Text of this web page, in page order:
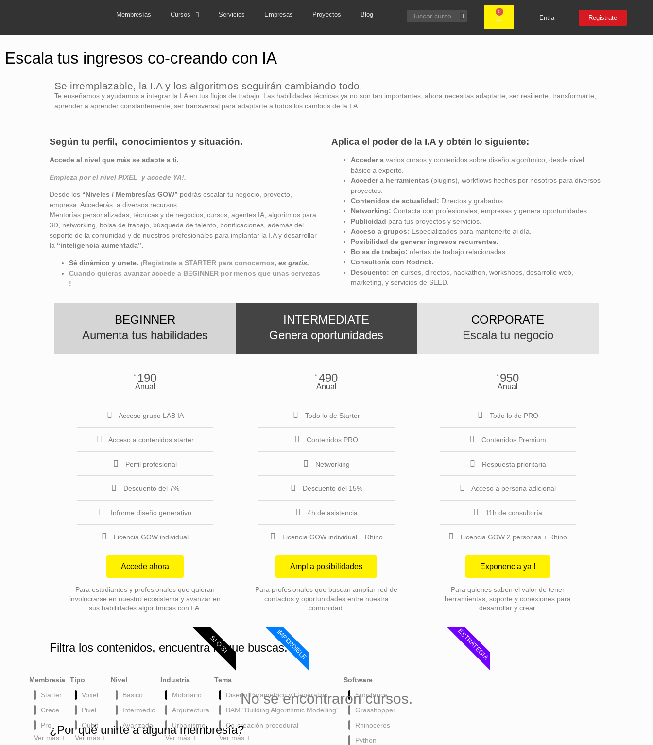
Membresías Cursos Servicios Empresas Proyectos Blog 0
Entra Registrate
Escala tus ingresos co-creando con IA
Se irremplazable, la I.A y los algoritmos seguirán cambiando todo.
Te enseñamos y ayudamos a integrar la I.A en tus flujos de trabajo. Las habilidades técnicas ya no son tan importantes, ahora necesitas adaptarte, ser resiliente, transformarte,
aprender a aprender constantemente, ser transversal para adaptarte a todos los cambios de la I.A.
Según tu perfil, conocimientos y situación.
Accede al nivel que más se adapte a ti.
Empieza por el nivel PIXEL y accede YA!.
Desde los “Niveles / Membresías GOW” podrás escalar tu negocio, proyecto,
empresa. Accederás a diversos recursos:
Mentorías personalizadas, técnicas y de negocios, cursos, agentes IA, algoritmos para
3D, networking, bolsa de trabajo, búsqueda de talento, bonificaciones, además del
soporte de la comunidad y de nuestros profesionales para implantar la I.A y desarrollar
la “inteligencia aumentada”.
Sé dinámico y únete. ¡Regístrate a STARTER para conocernos, es gratis.
Cuando quieras avanzar accede a BEGINNER por menos que unas cervezas
!
Aplica el poder de la I.A y obtén lo siguiente:
Acceder a varios cursos y contenidos sobre diseño algorítmico, desde nivel
básico a experto.
Acceder a herramientas (plugins), workflows hechos por nosotros para diversos
proyectos.
Contenidos de actualidad: Directos y grabados.
Networking: Contacta con profesionales, empresas y genera oportunidades.
Publicidad para tus proyectos y servicios.
Acceso a grupos: Especializados para mantenerte al día.
Posibilidad de generar ingresos recurrentes.
Bolsa de trabajo: ofertas de trabajo relacionadas.
Consultoría con Rodrick.
Descuento: en cursos, directos, hackathon, workshops, desarrollo web,
marketing, y servicios de SEED.
BEGINNER
Aumenta tus habilidades
€ 190
Anual
Acceso grupo LAB IA
Acceso a contenidos starter
Perfil profesional
Descuento del 7%
Informe diseño generativo
Licencia GOW individual
Accede ahora
Para estudiantes y profesionales que quieran
involucrarse en nuestro ecosistema y avanzar en
sus habilidades algorítmicas con I.A.
SI O SI
INTERMEDIATE
Genera oportunidades
€ 490
Anual
Todo lo de Starter
Contenidos PRO
Networking
Descuento del 15%
4h de asistencia
Licencia GOW individual + Rhino
Amplia posibilidades
Para profesionales que buscan ampliar red de
contactos y oportunidades entre nuestra
comunidad.
IMPERDIBLE
CORPORATE
Escala tu negocio
€ 950
Anual
Todo lo de PRO
Contenidos Premium
Respuesta prioritaria
Acceso a persona adicional
11h de consultoría
Licencia GOW 2 personas + Rhino
Exponencia ya !
Para quienes saben el valor de tener
herramientas, soporte y conexiones para
desarrollar y crear.
ESTRATEGIA
Filtra los contenidos, encuentra lo que buscas:
Membresía
Starter
Crece
Pro
Ver más +
Tipo
Voxel
Pixel
Qubit
Ver más +
Nivel
Básico
Intermedio
Avanzado
Industria
Mobiliario
Arquitectura
Urbanismo
Ver más +
Tema
Diseño Paramétrico y Generativo
BAM "Building Algorithmic Modelling"
Co-creación procedural
Ver más +
Software
Substance
Grasshopper
Rhinoceros
Python
No se encontraron cursos.
¿Por qué unirte a alguna membresía?